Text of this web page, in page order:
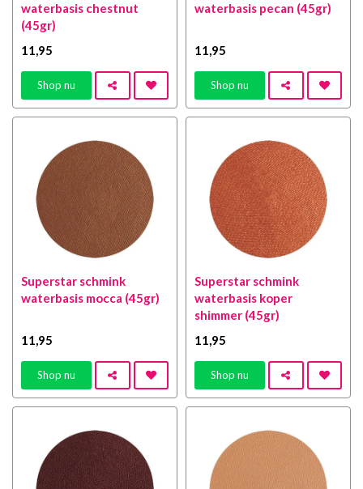
waterbasis chestnut
(45gr)
11,95
Shop nu
waterbasis pecan (45gr)
11,95
Shop nu
Superstar schmink
waterbasis mocca (45gr)
11,95
Shop nu
Superstar schmink
waterbasis koper
shimmer (45gr)
11,95
Shop nu